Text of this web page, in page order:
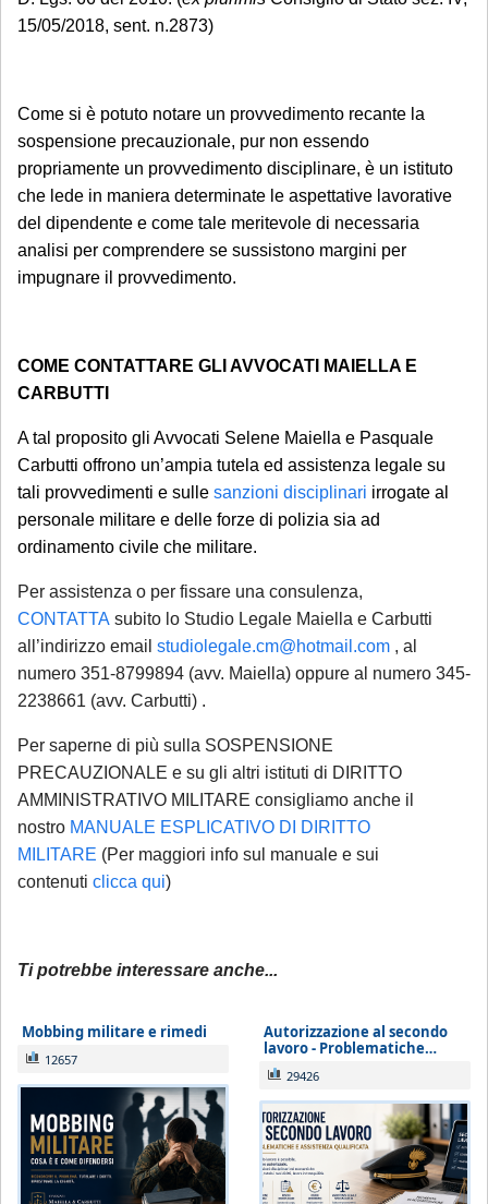
15/05/2018, sent. n.2873)
Come si è potuto notare un provvedimento recante la
sospensione precauzionale, pur non essendo
propriamente un provvedimento disciplinare, è un istituto
che lede in maniera determinate le aspettative lavorative
del dipendente e come tale meritevole di necessaria
analisi per comprendere se sussistono margini per
impugnare il provvedimento.
COME CONTATTARE GLI AVVOCATI MAIELLA E
CARBUTTI
A tal proposito gli Avvocati Selene Maiella e Pasquale
Carbutti offrono un’ampia tutela ed assistenza legale su
tali provvedimenti e sulle sanzioni disciplinari irrogate al
personale militare e delle forze di polizia sia ad
ordinamento civile che militare.
Per assistenza o per fissare una consulenza,
CONTATTA subito lo Studio Legale Maiella e Carbutti
all’indirizzo email studiolegale.cm@hotmail.com , al
numero 351-8799894 (avv. Maiella) oppure al numero 345-
2238661 (avv. Carbutti) .
Per saperne di più sulla SOSPENSIONE
PRECAUZIONALE e su gli altri istituti di DIRITTO
AMMINISTRATIVO MILITARE consigliamo anche il
nostro MANUALE ESPLICATIVO DI DIRITTO
MILITARE (Per maggiori info sul manuale e sui
contenuti clicca qui)
Ti potrebbe interessare anche...
Mobbing militare e rimedi
12657
Autorizzazione al secondo
lavoro - Problematiche…
29426
a partire dal 1° settembre 2026.